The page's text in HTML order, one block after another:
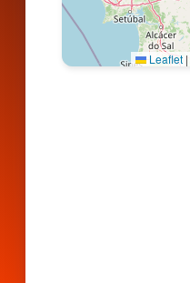
Leaflet |